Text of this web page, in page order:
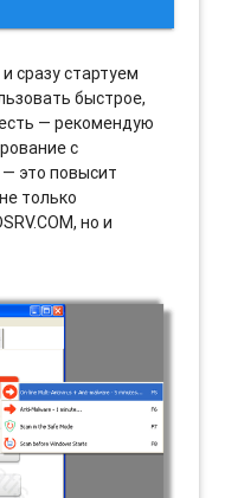
и сразу стартуем
быстрое,
— рекомендую
с
это повысит
только
но и